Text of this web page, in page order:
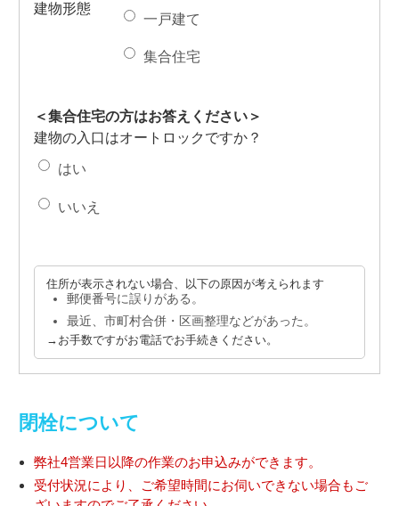
建物形態
一戸建て
集合住宅
＜集合住宅の方はお答えください＞
建物の入口はオートロックですか？
はい
いいえ
住所が表示されない場合、 以下の原因が考えられます
郵便番号に誤りがある。
最近、市町村合併・区画整理などがあった。
→お手数ですがお電話でお手続きください。
閉栓について
弊社4営業日以降の作業のお申込みができます。
受付状況により、ご希望時間にお伺いできない場合もご